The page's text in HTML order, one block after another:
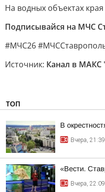
На водных объектах
Подписывайся на МЧС
#МЧС26
Источник: Канал в МАКС
ТОП
В
Вчера, 21:39
«Вести.
Вчера, 22:09